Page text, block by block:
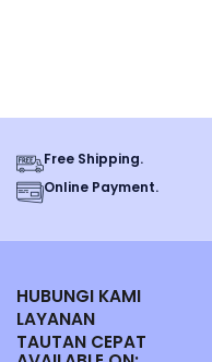
Free Shipping.
Online Payment.
HUBUNGI KAMI
LAYANAN
TAUTAN CEPAT